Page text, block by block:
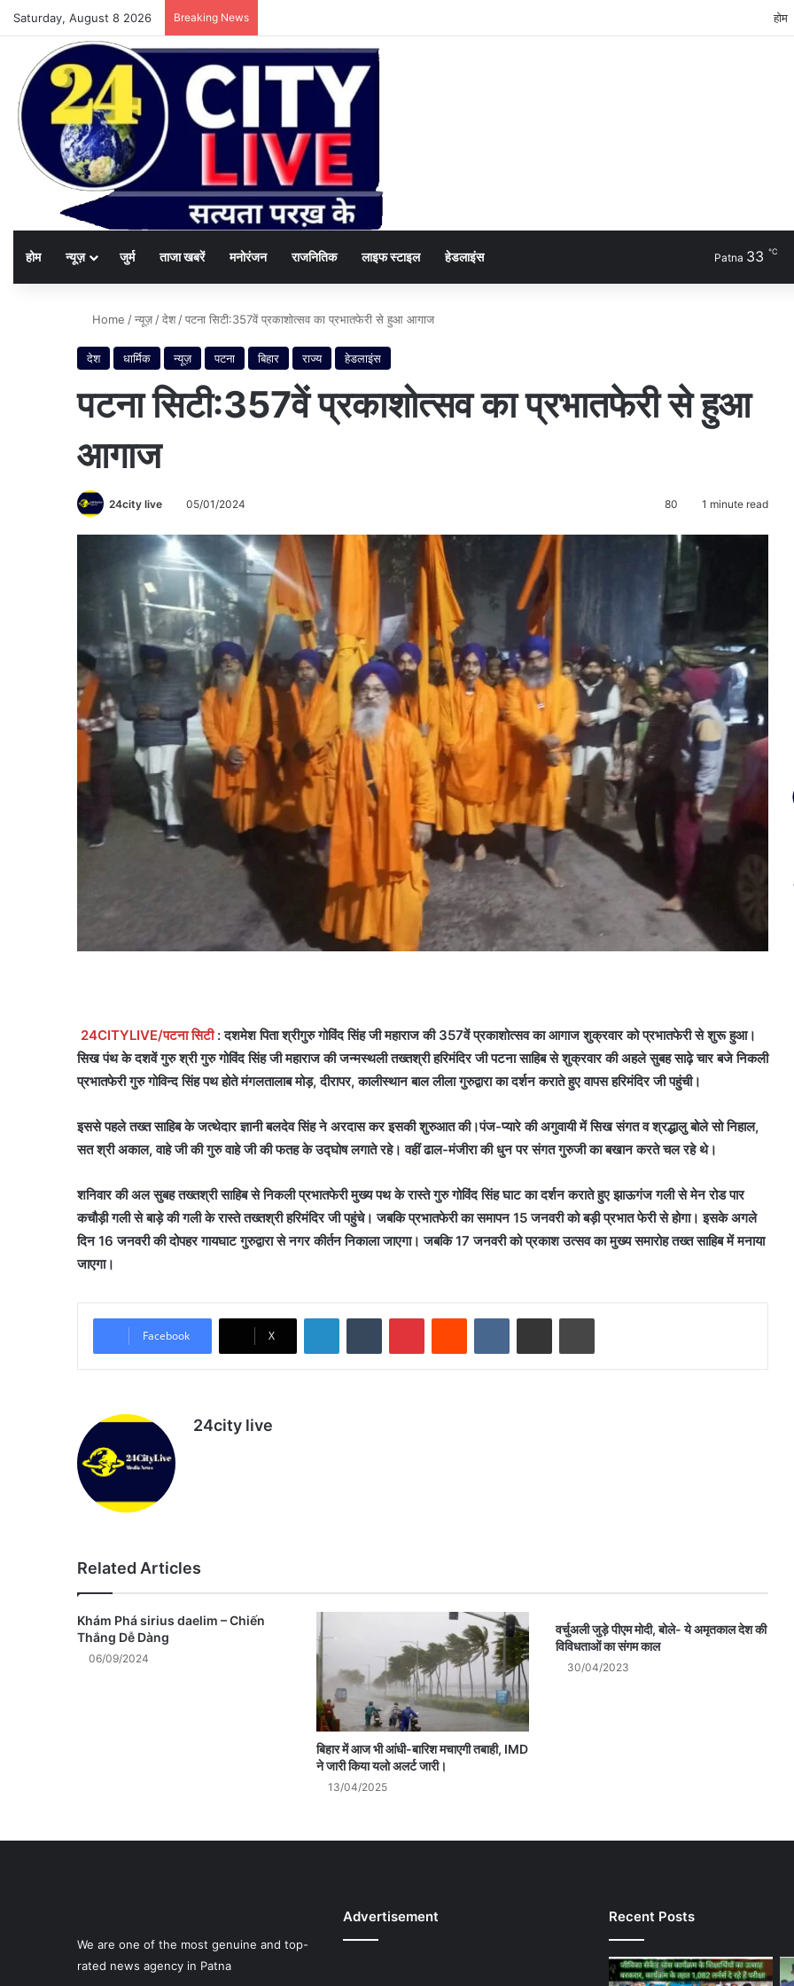
Saturday, August 8 2026 Breaking News होम
होम न्यूज़ जुर्म ताजा खबरें मनोरंजन राजनितिक लाइफ स्टाइल हेडलाइंस Patna 33 ℃
Home /न्यूज़/देश/पटना सिटी:357वें प्रकाशोत्सव का प्रभातफेरी से हुआ आगाज
देश धार्मिक न्यूज़ पटना बिहार राज्य हेडलाइंस
पटना सिटी:357वें प्रकाशोत्सव का प्रभातफेरी से हुआ
आगाज
24city live 05/01/2024 80 1 minute read
24CITYLIVE/पटना सिटी : दशमेश पिता श्रीगुरु गोविंद सिंह जी महाराज की 357वें प्रकाशोत्सव का आगाज शुक्रवार को प्रभातफेरी से शुरू हुआ।
सिख पंथ के दशवें गुरु श्री गुरु गोविंद सिंह जी महाराज की जन्मस्थली तख्तश्री हरिमंदिर जी पटना साहिब से शुक्रवार की अहले सुबह साढ़े चार बजे निकली
प्रभातफेरी गुरु गोविन्द सिंह पथ होते मंगलतालाब मोड़, दीरापर, कालीस्थान बाल लीला गुरुद्वारा का दर्शन कराते हुए वापस हरिमंदिर जी पहुंची।
इससे पहले तख्त साहिब के जत्थेदार ज्ञानी बलदेव सिंह ने अरदास कर इसकी शुरुआत की।पंज-प्यारे की अगुवायी में सिख संगत व श्रद्धालु बोले सो निहाल,
सत श्री अकाल, वाहे जी की गुरु वाहे जी की फतह के उद्घोष लगाते रहे। वहीं ढाल-मंजीरा की धुन पर संगत गुरुजी का बखान करते चल रहे थे।
शनिवार की अल सुबह तख्तश्री साहिब से निकली प्रभातफेरी मुख्य पथ के रास्ते गुरु गोविंद सिंह घाट का दर्शन कराते हुए झाऊगंज गली से मेन रोड पार
कचौड़ी गली से बाड़े की गली के रास्ते तख्तश्री हरिमंदिर जी पहुंचे। जबकि प्रभातफेरी का समापन 15 जनवरी को बड़ी प्रभात फेरी से होगा। इसके अगले
दिन 16 जनवरी की दोपहर गायघाट गुरुद्वारा से नगर कीर्तन निकाला जाएगा। जबकि 17 जनवरी को प्रकाश उत्सव का मुख्य समारोह तख्त साहिब में मनाया
जाएगा।
Facebook X
LinkedInTumblr PinterestReddit VKontakteShare via Email Print
24city live
Related Articles
Khám Phá sirius daelim – Chiến
Thắng Dễ Dàng
06/09/2024
बिहार में आज भी आंधी-बारिश मचाएगी तबाही, IMD
ने जारी किया यलो अलर्ट जारी।
13/04/2025
वर्चुअली जुड़े पीएम मोदी, बोले- ये अमृतकाल देश की
विविधताओं का संगम काल
30/04/2023
We are one of the most genuine and top-
rated news agency in Patna
Advertisement Recent Posts